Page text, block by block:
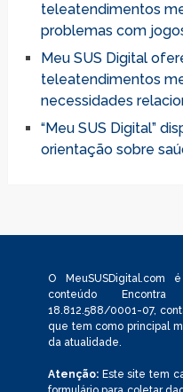
teleatendimentos
problemas com
Meu SUS Digital
teleatendimentos
necessidades
“Meu SUS Digital”
orientação sobre
O
conteúdo
18.812.588/0001-07,
que tem como principal
da atualidade.
Atenção:Este site tem